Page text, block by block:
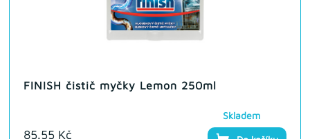
FINISH čistič myčky Lemon 250ml
85.55 Kč
Skladem